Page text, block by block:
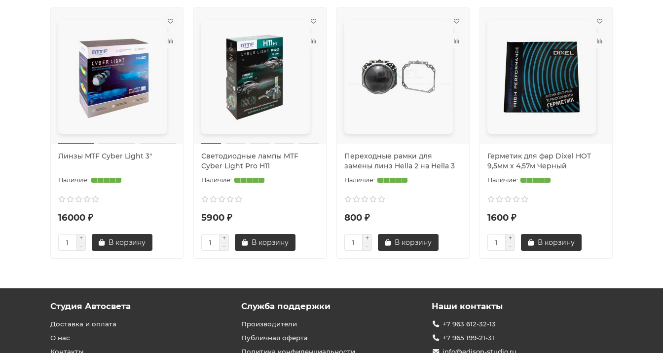
Линзы MTF Cyber Light 3″
16000 ₽
В корзину
Светодиодные лампы MTF
Cyber Light Pro Н11
5900 ₽
В корзину
Переходные рамки для
замены линз Hella 2 на Hella 3
800 ₽
В корзину
Герметик для фар Dixel HOT
9,5мм х 4,57м Черный
1600 ₽
В корзину
Студия Автосвета
Доставка и оплата
О нас
Служба поддержки
Производители
Публичная оферта
Наши контакты
+7 963 612-32-13
+7 965 199-21-31